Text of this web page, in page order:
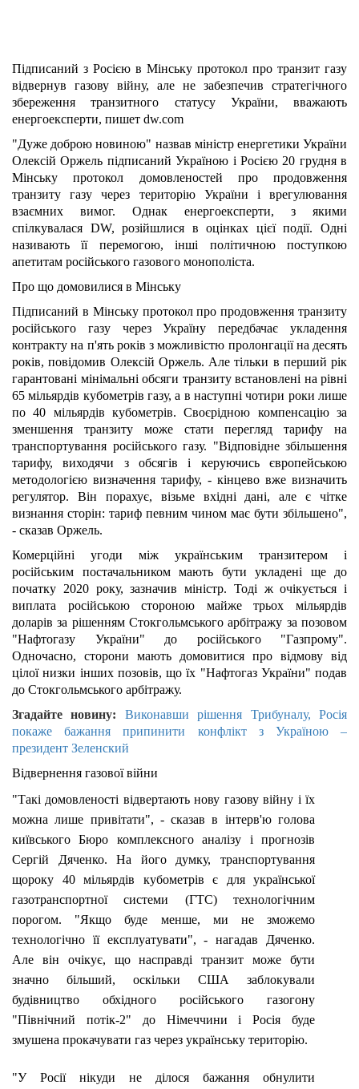
Підписаний з Росією в Мінську протокол про транзит газу
відвернув газову війну, але не забезпечив стратегічного
збереження транзитного статусу України, вважають
енергоексперти, пишет dw.com
"Дуже доброю новиною" назвав міністр енергетики України
Олексій Оржель підписаний Україною і Росією 20 грудня в
Мінську протокол домовленостей про продовження
транзиту газу через територію України і врегулювання
взаємних вимог. Однак енергоексперти, з якими
спілкувалася DW, розійшлися в оцінках цієї події. Одні
називають її перемогою, інші політичною поступкою
апетитам російського газового монополіста.
Про що домовилися в Мінську
Підписаний в Мінську протокол про продовження транзиту
російського газу через Україну передбачає укладення
контракту на п'ять років з можливістю пролонгації на десять
років, повідомив Олексій Оржель. Але тільки в перший рік
гарантовані мінімальні обсяги транзиту встановлені на рівні
65 мільярдів кубометрів газу, а в наступні чотири роки лише
по 40 мільярдів кубометрів. Своєрідною компенсацію за
зменшення транзиту може стати перегляд тарифу на
транспортування російського газу. "Відповідне збільшення
тарифу, виходячи з обсягів і керуючись європейською
методологією визначення тарифу, - кінцево вже визначить
регулятор. Він порахує, візьме вхідні дані, але є чітке
визнання сторін: тариф певним чином має бути збільшено",
- сказав Оржель.
Комерційні угоди між українським транзитером і
російським постачальником мають бути укладені ще до
початку 2020 року, зазначив міністр. Тоді ж очікується і
виплата російською стороною майже трьох мільярдів
доларів за рішенням Стокгольмського арбітражу за позовом
"Нафтогазу України" до російського "Газпрому".
Одночасно, сторони мають домовитися про відмову від
цілої низки інших позовів, що їх "Нафтогаз України" подав
до Стокгольмського арбітражу.
Згадайте новину: Виконавши рішення Трибуналу, Росія
покаже бажання припинити конфлікт з Україною –
президент Зеленский
Відвернення газової війни
"Такі домовленості відвертають нову газову війну і їх
можна лише привітати", - сказав в інтерв'ю голова
київського Бюро комплексного аналізу і прогнозів
Сергій Дяченко. На його думку, транспортування
щороку 40 мільярдів кубометрів є для української
газотранспортної системи (ГТС) технологічним
порогом. "Якщо буде менше, ми не зможемо
технологічно її експлуатувати", - нагадав Дяченко.
Але він очікує, що насправді транзит може бути
значно більший, оскільки США заблокували
будівництво обхідного російського газогону
"Північний потік-2" до Німеччини і Росія буде
змушена прокачувати газ через українську територію.
"У Росії нікуди не ділося бажання обнулити